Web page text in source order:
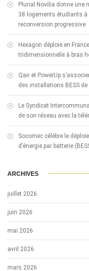
Plurial Novilia donne une
38 logements étudiants à
reconversion progressive
Hexagon déploie en
tridimensionnelle à bras
Qair et PowerUp
des installations BESS de
Le Syndicat
de son réseau avec la
Socomec célèbre le
d’énergie par batterie
ARCHIVES
juillet 2026
juin 2026
mai 2026
avril 2026
mars 2026